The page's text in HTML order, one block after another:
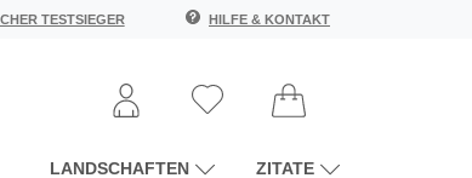
TESTSIEGER HILFE & KONTAKT
LANDSCHAFTEN ZITATE